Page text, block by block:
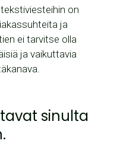
on
ja
ei tarvitse olla
ja vaikuttavia
sinulta